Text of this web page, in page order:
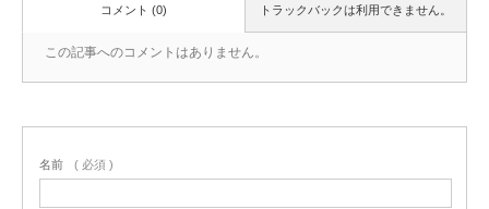
トラックバックは利用できません。
コメント (0)
この記事へのコメントはありません。
名前 ( 必須 )